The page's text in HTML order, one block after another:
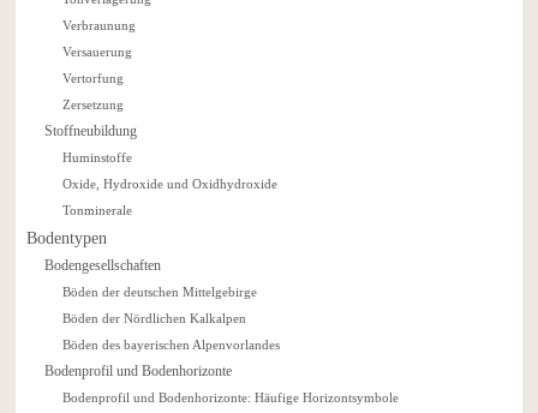
Verbraunung
Versauerung
Vertorfung
Zersetzung
Stoffneubildung
Huminstoffe
Oxide, Hydroxide und Oxidhydroxide
Tonminerale
Bodentypen
Bodengesellschaften
Böden der deutschen Mittelgebirge
Böden der Nördlichen Kalkalpen
Böden des bayerischen Alpenvorlandes
Bodenprofil und Bodenhorizonte
Bodenprofil und Bodenhorizonte: Häufige Horizontsymbole